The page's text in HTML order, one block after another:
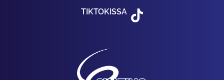
TIKTOKISSA